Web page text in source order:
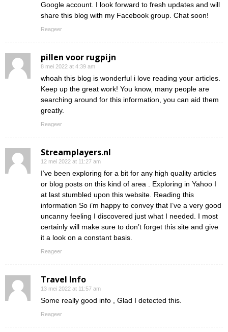
Google account. I look forward to fresh updates and will
share this blog with my Facebook group. Chat soon!
Reageer
pillen voor rugpijn
8 mei 2022 at 4:39 am
whoah this blog is wonderful i love reading your articles.
Keep up the great work! You know, many people are
searching around for this information, you can aid them
greatly.
Reageer
Streamplayers.nl
12 mei 2022 at 11:27 am
I’ve been exploring for a bit for any high quality articles
or blog posts on this kind of area . Exploring in Yahoo I
at last stumbled upon this website. Reading this
information So i’m happy to convey that I’ve a very good
uncanny feeling I discovered just what I needed. I most
certainly will make sure to don’t forget this site and give
it a look on a constant basis.
Reageer
Travel Info
13 mei 2022 at 11:57 am
Some really good info , Glad I detected this.
Reageer